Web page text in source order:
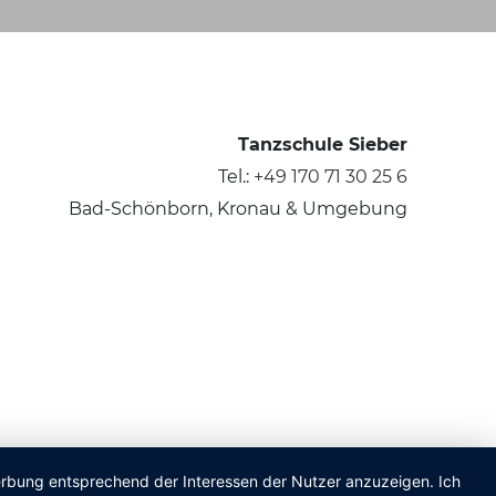
Tanzschule Sieber
Tel.: +49 170 71 30 25 6
Bad-Schönborn, Kronau & Umgebung
entsprechend der Interessen der Nutzer anzuzeigen. Ich